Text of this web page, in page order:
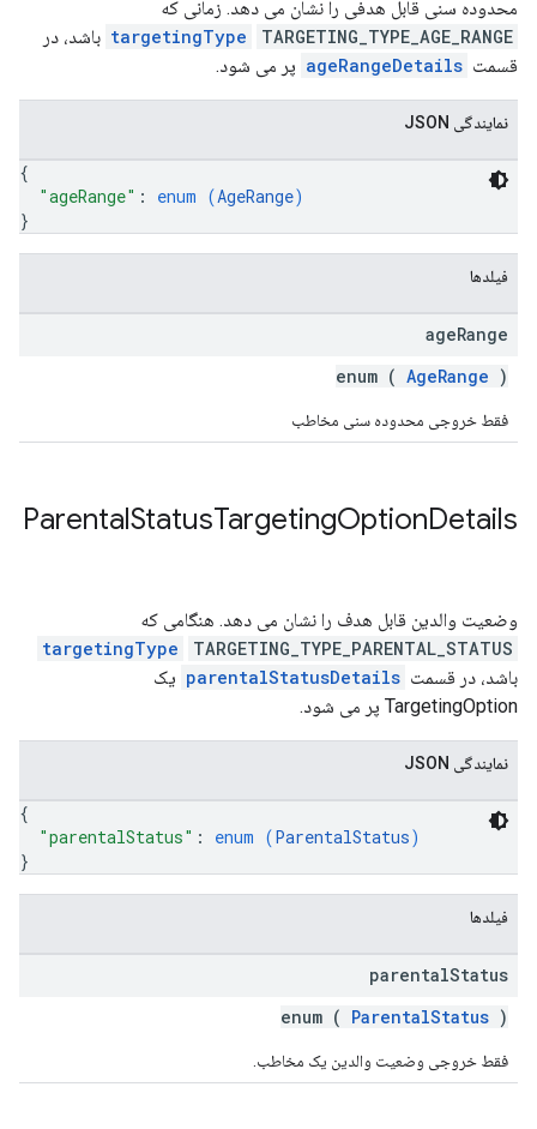
محدوده سنی قابل هدفی را نشان می دهد. زمانی که
targetingType
TARGETING_TYPE_AGE_RANGE
باشد، در
قسمت ageRangeDetails پر می شود.
نمایندگی JSON
{
"ageRange" : enum (AgeRange)
}
فیلدها
ageRange
enum ( AgeRange )
فقط خروجی محدوده سنی مخاطب
ParentalStatusTargetingOptionDetails
وضعیت والدین قابل هدف را نشان می دهد. هنگامی که
targetingType
TARGETING_TYPE_PARENTAL_STATUS
باشد، در قسمت parentalStatusDetails یک
TargetingOption پر می شود.
نمایندگی JSON
{
"parentalStatus" : enum (ParentalStatus)
}
فیلدها
parentalStatus
enum ( ParentalStatus )
فقط خروجی وضعیت والدین یک مخاطب.